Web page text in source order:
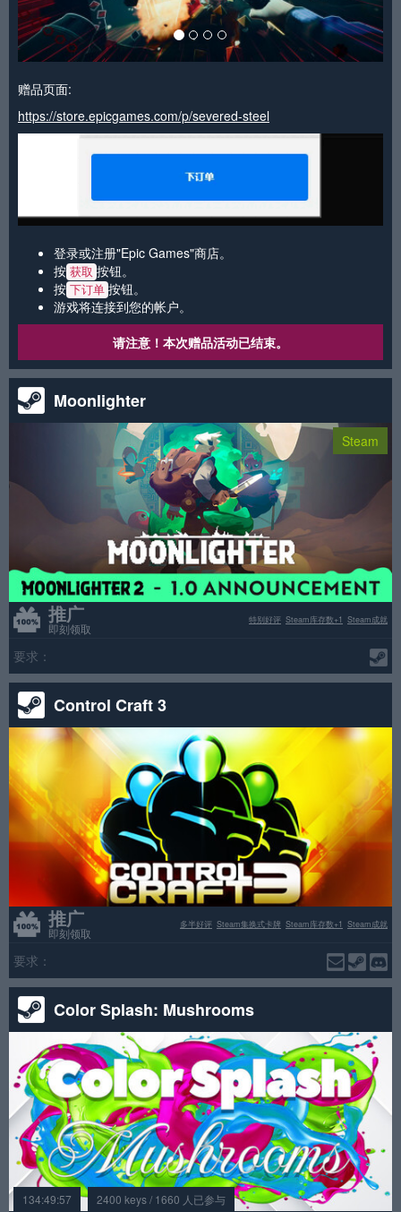
赠品页面:
https://store.epicgames.com/p/severed-steel
登录或注册"Epic Games"商店。
按 获取 按钮。
按 下订单 按钮。
游戏将连接到您的帐户。
请注意！本次赠品活动已结束。
Moonlighter
Steam
推广
即刻领取
Steam成就
Steam库存数+1
特别好评
要求：
Control Craft 3
推广
即刻领取
Steam成就
Steam库存数+1
Steam集换式卡牌
多半好评
要求：
Color Splash: Mushrooms
134:49:57 2400 keys / 1660 人已参与